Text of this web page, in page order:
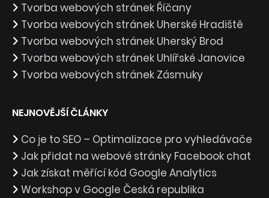
Tvorba webových stránek Říčany
Tvorba webových stránek Uherské Hradiště
Tvorba webových stránek Uherský Brod
Tvorba webových stránek Uhlířské Janovice
Tvorba webových stránek Zásmuky
NEJNOVĚJŠÍ ČLÁNKY
Co je to SEO – Optimalizace pro vyhledávače
Jak přidat na webové stránky Facebook chat
Jak získat měřící kód Google Analytics
Workshop v Google Česká republika